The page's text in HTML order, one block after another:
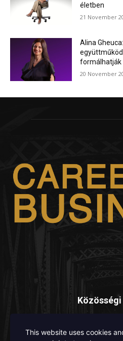
életben
21 November
Alina
formálhatják
20 November
This website uses cookies